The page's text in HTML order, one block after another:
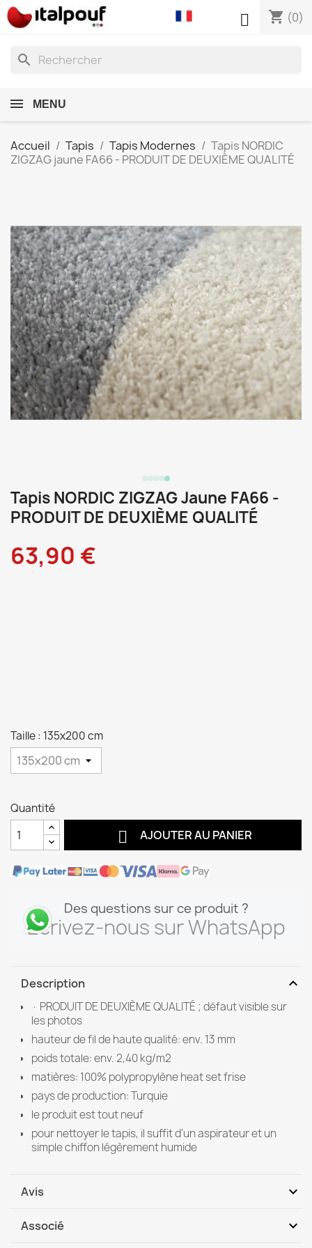
shopping_cart (0)

search
MENU
Accueil Tapis Tapis Modernes
Tapis NORDIC
ZIGZAG jaune FA66 - PRODUIT DE DEUXIÈME QUALITÉ
Tapis NORDIC ZIGZAG Jaune FA66 -
PRODUIT DE DEUXIÈME QUALITÉ
63,90 €
Taille : 135x200 cm
Quantité
 AJOUTER AU PANIER
Des questions sur ce produit ?
Écrivez-nous sur WhatsApp
Description expand_more
· PRODUIT DE DEUXIÈME QUALITÉ ; défaut visible sur
les photos
hauteur de fil de haute qualité: env. 13 mm
poids totale: env. 2,40 kg/m2
matières: 100% polypropylène heat set frise
pays de production: Turquie
le produit est tout neuf
pour nettoyer le tapis, il suffit d’un aspirateur et un
simple chiffon légèrement humide
Avis expand_more
Associé expand_more